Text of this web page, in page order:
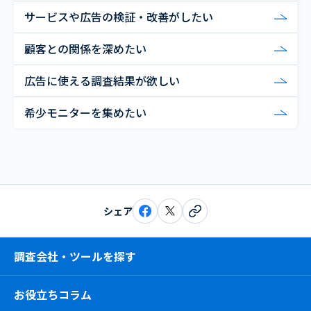
サービスや広告の検証・改善がしたい
顧客との関係を深めたい
広告に使える調査結果が欲しい
希少モニターを集めたい
シェア
調査会社・ツールを探す
お役立ちコラム